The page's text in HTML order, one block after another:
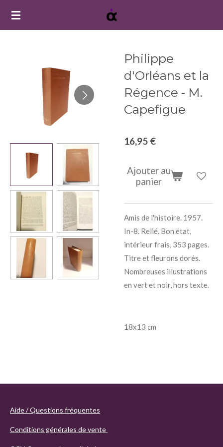
Passer
Philippe
d'Orléans et la
Régence - M.
Capefigue
16,95 €
Ajouter au
panier
Amis de l'histoire. 1957.
In-8. Relié. Bon état,
intérieur frais, 353 pages.
Titre et fleurons dorés.
Nombreuses illustrations
en vert et noir, hors texte.
18x13 cm
Aide / Questions fréquentes
Conditions générales de vente